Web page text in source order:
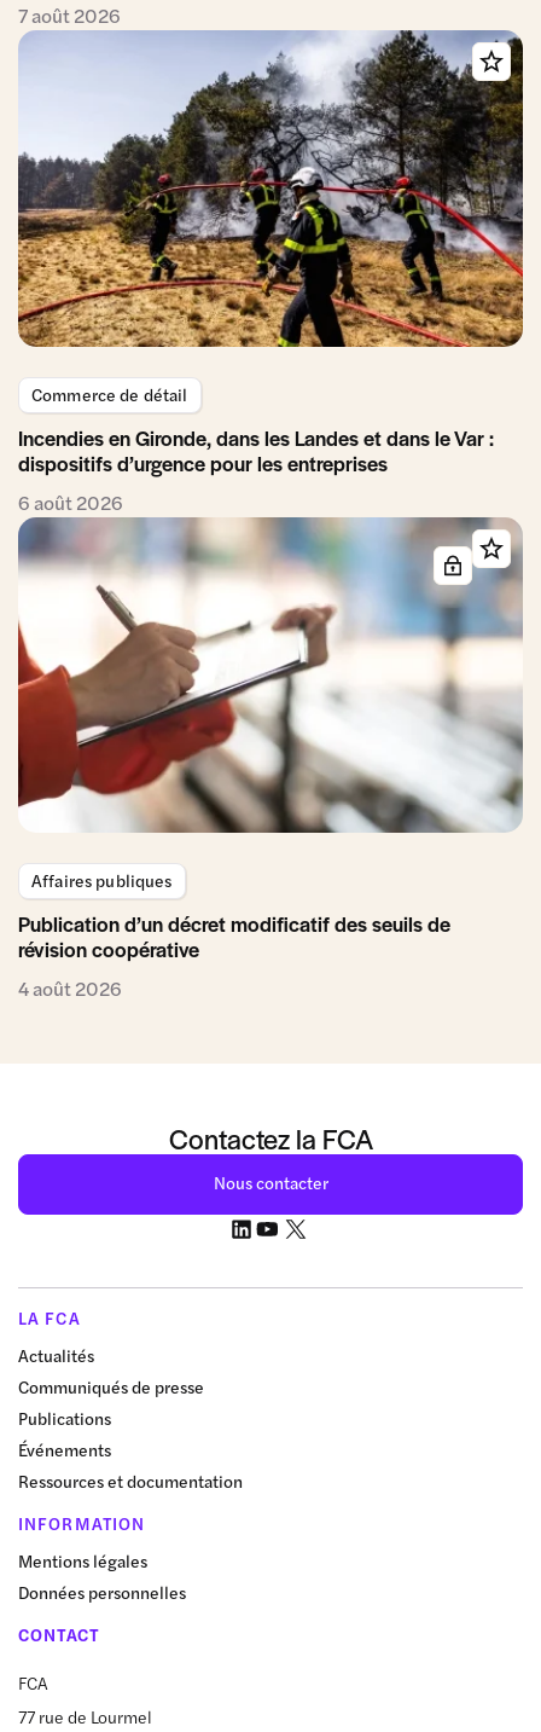
7 août 2026
Commerce de détail
Incendies en Gironde, dans les Landes et dans le Var :
dispositifs d’urgence pour les entreprises
6 août 2026
Affaires publiques
Publication d’un décret modificatif des seuils de
révision coopérative
4 août 2026
Contactez la FCA
Nous contacter
LA FCA
Actualités
Communiqués de presse
Publications
Événements
Ressources et documentation
INFORMATION
Mentions légales
Données personnelles
CONTACT
FCA
77 rue de Lourmel